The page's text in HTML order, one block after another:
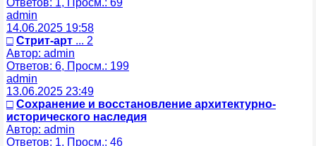
Ответов: 1, Просм.: 69
admin
14.06.2025 19:58
□ Стрит-арт ... 2
Автор: admin
Ответов: 6, Просм.: 199
admin
13.06.2025 23:49
□ Сохранение и восстановление архитектурно-
исторического наследия
Автор: admin
Ответов: 1, Просм.: 46